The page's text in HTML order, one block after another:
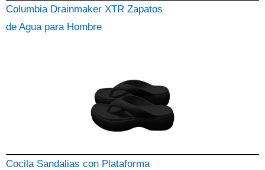
Columbia Drainmaker XTR Zapatos
de Agua para Hombre
Cocila Sandalias con Plataforma